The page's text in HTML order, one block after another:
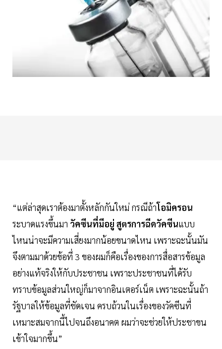
“แต่ล่าสุดเราต้องมาตั้งหลักกันใหม่ กรณีถ้าโอมิครอน
ระบาดแรงขึ้นมา วัคซีนที่มีอยู่ สูตรการฉีดวัคซีนแบบ
ไหนน่าจะมีความเสี่ยงมากน้อยขนาดไหน เพราะฉะนั้นมัน
จึงตามมาด้วยข้อที่ 3 ของผมก็คือเรื่องของการสื่อสารข้อมูล
อย่างแท้จริงให้กับประชาชน เพราะประชาชนที่ได้รับ
ทราบข้อมูลส่วนใหญ่ก็มาจากอินเตอร์เน็ต เพราะฉะนั้นถ้า
รัฐบาลให้ข้อมูลที่ชัดเจน ครบถ้วนในเรื่องของวัคซีนที่
เหมาะสมจากนี้ไปจนถึงอนาคต ผมว่าจะช่วยให้ประชาขน
เข้าใจมากขึ้น”